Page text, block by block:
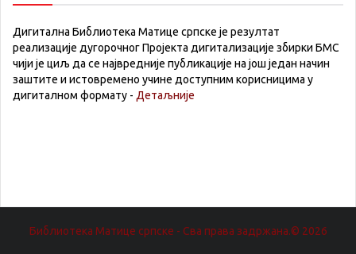
Дигитална Библиотека Матице српске је резултат
реализације дугорочног Пројекта дигитализације збирки БМС
чији је циљ да се највредније публикације на још један начин
заштите и истовремено учине доступним корисницима у
дигиталном формату - Детаљније
Библиотека Матице српске - Сва права задржана.© 2026